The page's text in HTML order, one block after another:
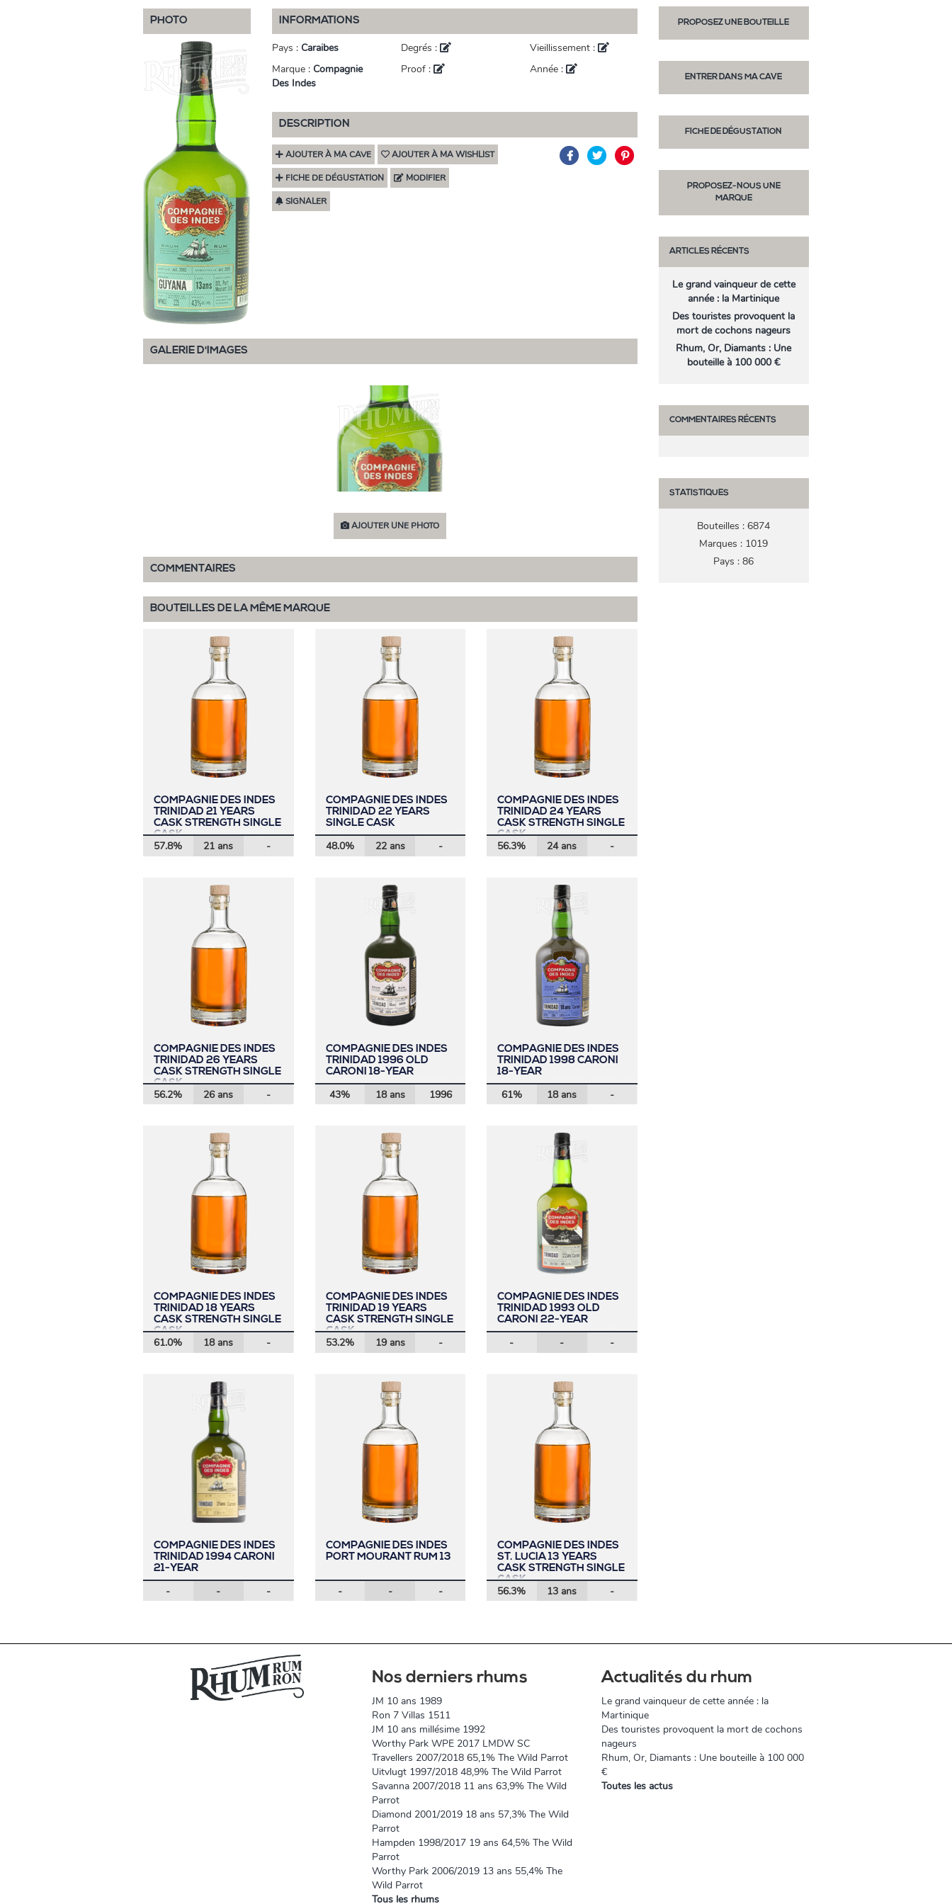
PHOTO INFORMATIONS
Pays : Caraibes
Marque : Compagnie
Des Indes
Degrés :
Proof :
Vieillissement :
Année :
DESCRIPTION
AJOUTER À MA CAVE AJOUTER À MA WISHLIST
FICHE DE DÉGUSTATION MODIFIER
SIGNALER
GALERIE D'IMAGES
AJOUTER UNE PHOTO
COMMENTAIRES
BOUTEILLES DE LA MÊME MARQUE
COMPAGNIE DES INDES
TRINIDAD 21 YEARS
CASK STRENGTH SINGLE
CASK
57.8% 21 ans -
COMPAGNIE DES INDES
TRINIDAD 22 YEARS
SINGLE CASK
48.0% 22 ans -
COMPAGNIE DES INDES
TRINIDAD 24 YEARS
CASK STRENGTH SINGLE
CASK
56.3% 24 ans -
COMPAGNIE DES INDES
TRINIDAD 26 YEARS
CASK STRENGTH SINGLE
CASK
56.2% 26 ans -
COMPAGNIE DES INDES
TRINIDAD 1996 OLD
CARONI 18-YEAR
43% 18 ans 1996
COMPAGNIE DES INDES
TRINIDAD 1998 CARONI
18-YEAR
61% 18 ans -
COMPAGNIE DES INDES
TRINIDAD 18 YEARS
CASK STRENGTH SINGLE
CASK
61.0% 18 ans -
COMPAGNIE DES INDES
TRINIDAD 19 YEARS
CASK STRENGTH SINGLE
CASK
53.2% 19 ans -
COMPAGNIE DES INDES
TRINIDAD 1993 OLD
CARONI 22-YEAR
- - -
COMPAGNIE DES INDES
TRINIDAD 1994 CARONI
21-YEAR
- - -
COMPAGNIE DES INDES
PORT MOURANT RUM 13
- - -
COMPAGNIE DES INDES
ST. LUCIA 13 YEARS
CASK STRENGTH SINGLE
CASK
56.3% 13 ans -
PROPOSEZ UNE BOUTEILLE
ENTRER DANS MA CAVE
FICHE DE DÉGUSTATION
PROPOSEZ-NOUS UNE
MARQUE
ARTICLES RÉCENTS
Le grand vainqueur de cette
année : la Martinique
Des touristes provoquent la
mort de cochons nageurs
Rhum, Or, Diamants : Une
bouteille à 100 000 €
COMMENTAIRES RÉCENTS
STATISTIQUES
Bouteilles : 6874
Marques : 1019
Pays : 86
Nos derniers rhums
JM 10 ans 1989
Ron 7 Villas 1511
JM 10 ans millésime 1992
Worthy Park WPE 2017 LMDW SC
Travellers 2007/2018 65,1% The Wild Parrot
Uitvlugt 1997/2018 48,9% The Wild Parrot
Savanna 2007/2018 11 ans 63,9% The Wild
Parrot
Diamond 2001/2019 18 ans 57,3% The Wild
Parrot
Hampden 1998/2017 19 ans 64,5% The Wild
Parrot
Worthy Park 2006/2019 13 ans 55,4% The
Wild Parrot
Tous les rhums
Actualités du rhum
Le grand vainqueur de cette année : la
Martinique
Des touristes provoquent la mort de cochons
nageurs
Rhum, Or, Diamants : Une bouteille à 100 000
€
Toutes les actus